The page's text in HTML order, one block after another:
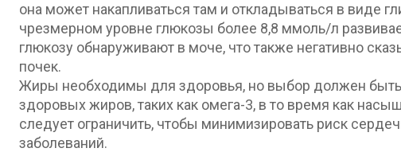
она может накапливаться там и откладываться в виде
чрезмерном уровне глюкозы более 8,8 ммоль/л
глюкозу обнаруживают в моче, что также негативно
почек.
Жиры необходимы для здоровья, но выбор должен быть
здоровых жиров, таких как омега-3, в то время как
следует ограничить, чтобы минимизировать риск
заболеваний.